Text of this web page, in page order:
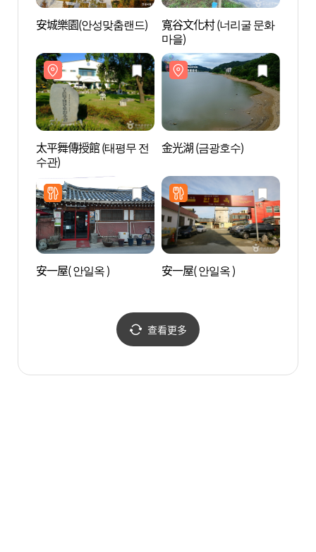
安城樂園(안성맞춤랜드)
寬谷文化村 (너리굴 문화
마을)
太平舞傳授館 (태평무 전
수관)
金光湖 (금광호수)
安一屋( 안일옥 ) 安一屋( 안일옥 )
查看更多